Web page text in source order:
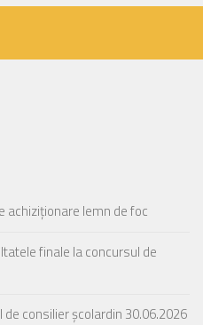
achiziționare lemn de foc
finale la concursul de
consilier școlardin 30.06.2026